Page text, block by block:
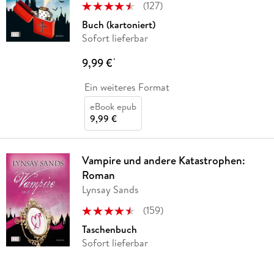
(127)
Buch (kartoniert)
Sofort lieferbar
9,99 €*
Ein weiteres Format
eBook epub
9,99 €
Vampire und andere Katastrophen:
Roman
Lynsay Sands
(159)
Taschenbuch
Sofort lieferbar